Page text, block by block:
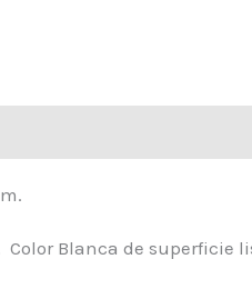
Color Blanca de superficie